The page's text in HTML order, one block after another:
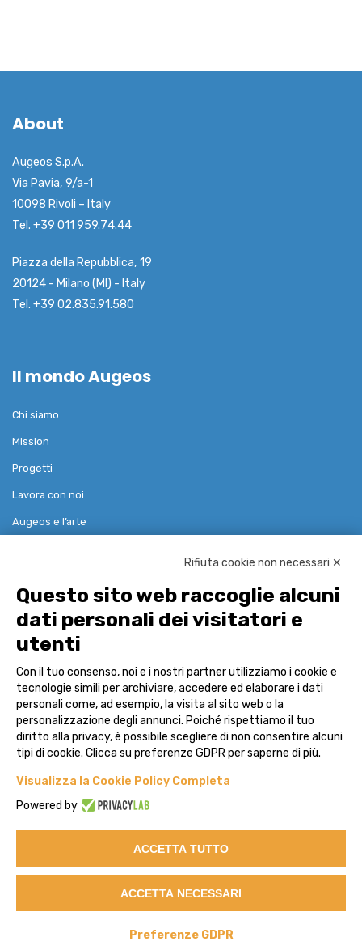
About
Augeos S.p.A.
Via Pavia, 9/a-1
10098 Rivoli – Italy
Tel. +39 011 959.74.44
Piazza della Repubblica, 19
20124 - Milano (MI) - Italy
Tel. +39 02.835.91.580
Il mondo Augeos
Chi siamo
Mission
Progetti
Lavora con noi
Augeos e l’arte
Soluzioni
Governance Risk Compliance
Advisor
Case Studies
Contatti
Legal
Cookie Policy
09209130013 Capitale Sociale 140.000 i.v.; REA 103338
Rifiuta cookie non necessari ✕
Questo sito web raccoglie alcuni
dati personali dei visitatori e
utenti
Con il tuo consenso, noi e i nostri partner utilizziamo i cookie e
tecnologie simili per archiviare, accedere ed elaborare i dati
personali come, ad esempio, la visita al sito web o la
personalizzazione degli annunci. Poiché rispettiamo il tuo
diritto alla privacy, è possibile scegliere di non consentire alcuni
tipi di cookie. Clicca su preferenze GDPR per saperne di più.
Visualizza la Cookie Policy Completa
Powered by
ACCETTA TUTTO
ACCETTA NECESSARI
Preferenze GDPR